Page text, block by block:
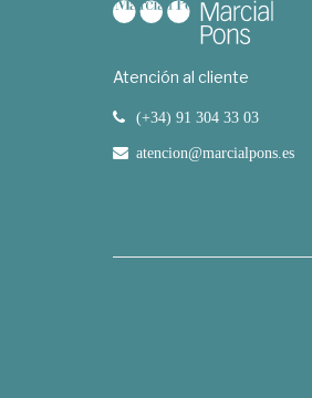
Atención al cliente
(+34) 91 304 33 03
atencion@marcialpons.es